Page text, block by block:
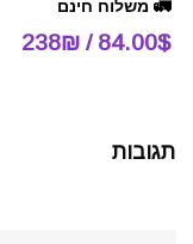
🚛 משלוח חינם
84.00$ / 238₪
תגובות